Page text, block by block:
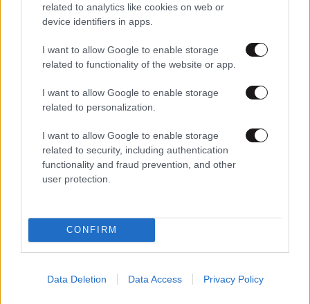
related to analytics like cookies on web or
device identifiers in apps.
I want to allow Google to enable storage
related to functionality of the website or app.
I want to allow Google to enable storage
related to personalization.
I want to allow Google to enable storage
related to security, including authentication
functionality and fraud prevention, and other
user protection.
CONFIRM
Data Deletion Data Access Privacy Policy
Έρευνες για χειραγώγηση επιτοκίων από τη Deutsche